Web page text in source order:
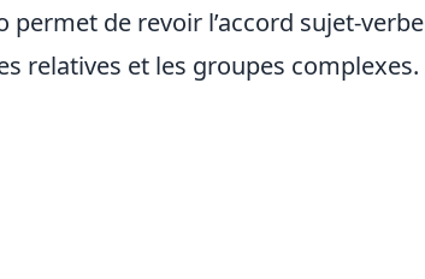
permet de revoir l’accord sujet-
relatives et les groupes complexes.